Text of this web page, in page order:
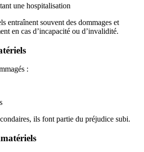
une hospitalisation
entraînent souvent des dommages et
en cas d’incapacité ou d’invalidité.
:
ils font partie du préjudice subi.